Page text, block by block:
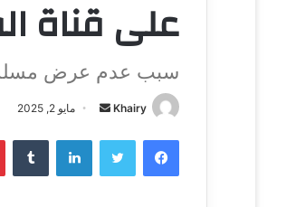
على قناة
سبب عدم عرض مسلسل
Khairy
أ
ل
مايو 2, 2025
فيسبوك تويتر لينكدإن ‏Tumblr